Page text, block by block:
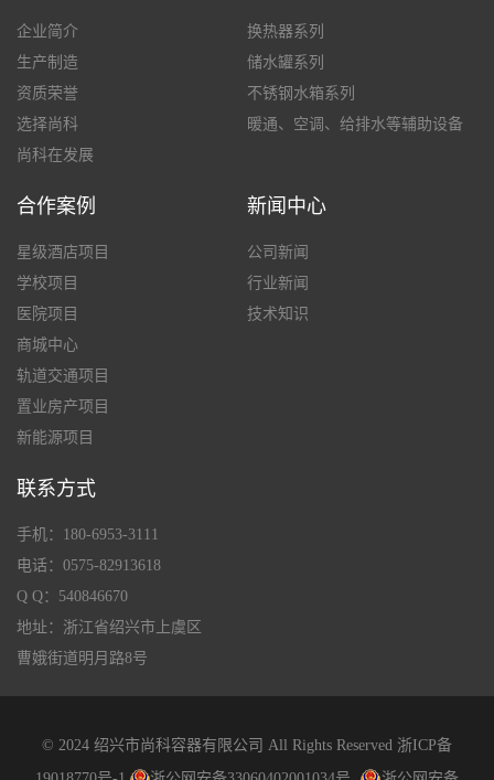
企业简介
生产制造
资质荣誉
选择尚科
尚科在发展
换热器系列
储水罐系列
不锈钢水箱系列
暖通、空调、给排水等辅助设备
合作案例
星级酒店项目
学校项目
医院项目
商城中心
轨道交通项目
置业房产项目
新能源项目
新闻中心
公司新闻
行业新闻
技术知识
联系方式
手机：180-6953-3111
电话：0575-82913618
Q Q：540846670
地址：浙江省绍兴市上虞区
曹娥街道明月路8号
© 2024 绍兴市尚科容器有限公司 All Rights Reserved 浙ICP备